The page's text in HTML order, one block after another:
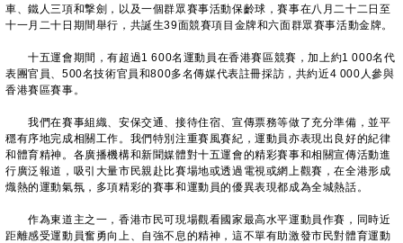
車、鐵人三項和撃劍，以及一個群眾賽事活動保齡球，賽事在八月二十二日至
十一月二十日期間舉行，共誕生39面競賽項目金牌和六面群眾賽事活動金牌。
十五運會期間，有超過1 600名運動員在香港賽區競賽，加上約1 000名代
表團官員、500名技術官員和800多名傳媒代表註冊採訪，共約近4 000人參與
香港賽區賽事。
我們在賽事組織、安保交通、接待住宿、宣傳票務等做了充分準備，並平
穩有序地完成相關工作。我們特別注重賽風賽紀，運動員亦表現出良好的紀律
和體育精神。各廣播機構和新聞媒體對十五運會的精彩賽事和相關宣傳活動進
行廣泛報道，吸引大量市民親赴比賽場地或透過電視或網上觀賽，在全港形成
熾熱的運動氣氛，多項精彩的賽事和運動員的優異表現都成為全城熱話。
作為東道主之一，香港市民可現場觀看國家最高水平運動員作賽，同時近
距離感受運動員奮勇向上、自強不息的精神，這不單有助激發市民對體育運動